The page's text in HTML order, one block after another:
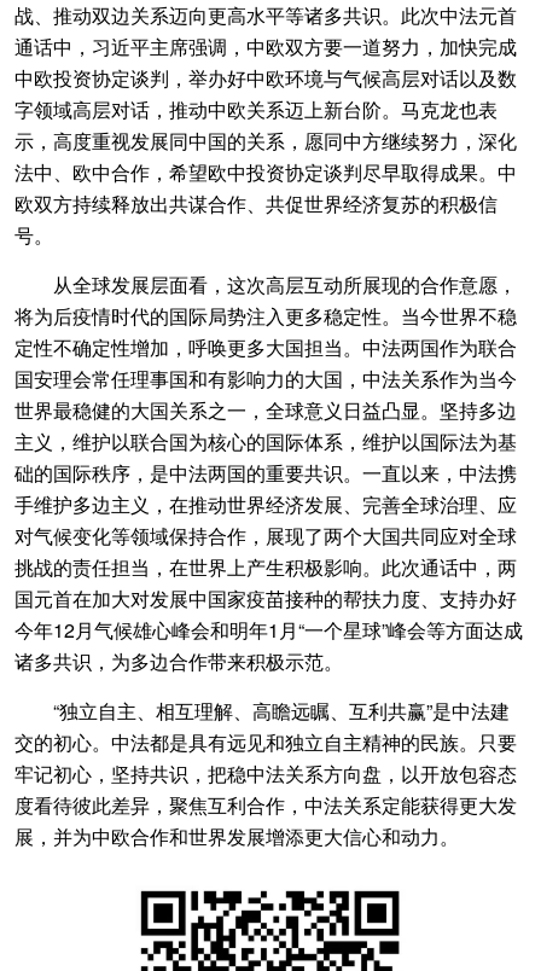
战、推动双边关系迈向更高水平等诸多共识。此次中法元首
通话中，习近平主席强调，中欧双方要一道努力，加快完成
中欧投资协定谈判，举办好中欧环境与气候高层对话以及数
字领域高层对话，推动中欧关系迈上新台阶。马克龙也表
示，高度重视发展同中国的关系，愿同中方继续努力，深化
法中、欧中合作，希望欧中投资协定谈判尽早取得成果。中
欧双方持续释放出共谋合作、共促世界经济复苏的积极信
号。
从全球发展层面看，这次高层互动所展现的合作意愿，
将为后疫情时代的国际局势注入更多稳定性。当今世界不稳
定性不确定性增加，呼唤更多大国担当。中法两国作为联合
国安理会常任理事国和有影响力的大国，中法关系作为当今
世界最稳健的大国关系之一，全球意义日益凸显。坚持多边
主义，维护以联合国为核心的国际体系，维护以国际法为基
础的国际秩序，是中法两国的重要共识。一直以来，中法携
手维护多边主义，在推动世界经济发展、完善全球治理、应
对气候变化等领域保持合作，展现了两个大国共同应对全球
挑战的责任担当，在世界上产生积极影响。此次通话中，两
国元首在加大对发展中国家疫苗接种的帮扶力度、支持办好
今年12月气候雄心峰会和明年1月“一个星球”峰会等方面达成
诸多共识，为多边合作带来积极示范。
“独立自主、相互理解、高瞻远瞩、互利共赢”是中法建
交的初心。中法都是具有远见和独立自主精神的民族。只要
牢记初心，坚持共识，把稳中法关系方向盘，以开放包容态
度看待彼此差异，聚焦互利合作，中法关系定能获得更大发
展，并为中欧合作和世界发展增添更大信心和动力。